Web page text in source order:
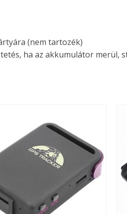
(nem tartozék)
ha az akkumulátor merül,